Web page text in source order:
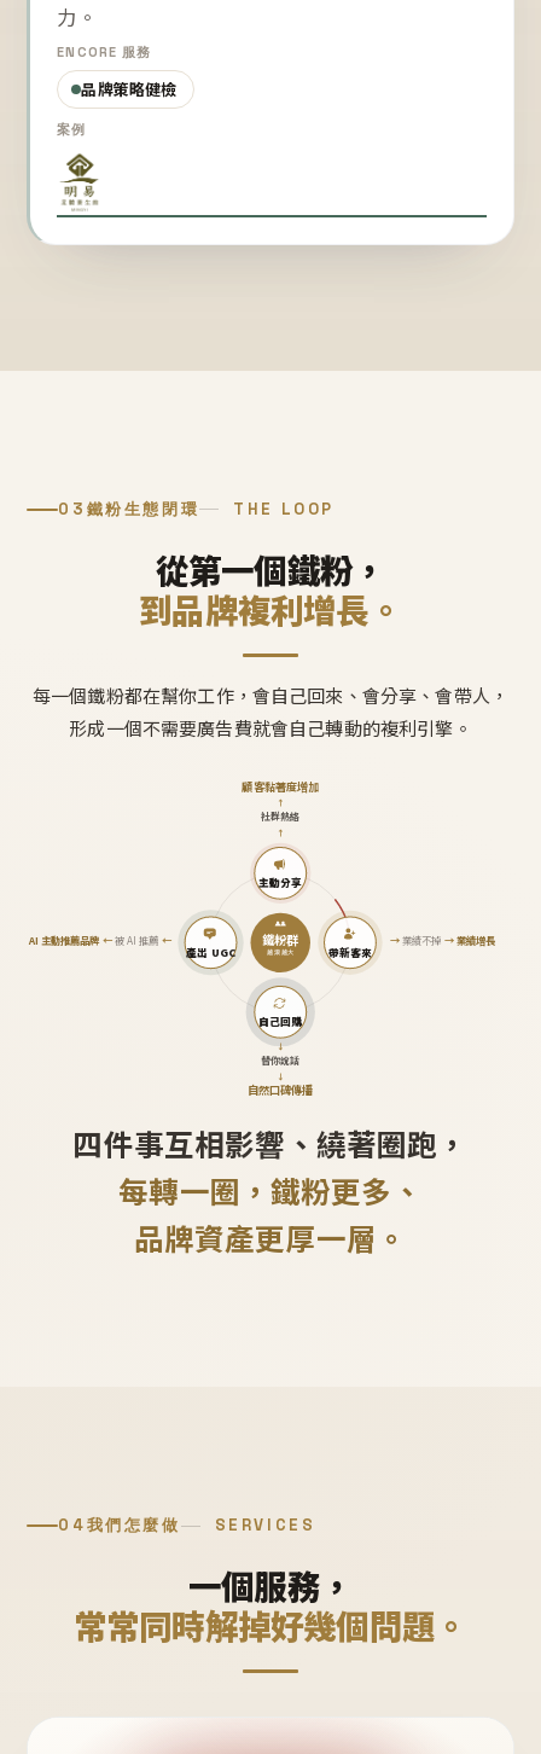
力。
ENCORE 服務
品牌策略健檢
案例
03 鐵粉生態閉環 THE LOOP
從第一個鐵粉，
到品牌複利增長。
每一個鐵粉都在幫你工作，會自己回來、會分享、會帶人，
形成一個不需要廣告費就會自己轉動的複利引擎。
鐵粉群
越滾越大
主動分享
↑
社群熱絡
↑
顧客黏著度增加
帶新客來
→業績不掉 →業績增長
自己回購
↓
替你說話
↓
自然口碑傳播
產出 UGC
AI 主動推薦品牌←被 AI 推薦 ←
四件事互相影響、繞著圈跑，
每轉一圈，鐵粉更多、
品牌資產更厚一層。
04我們怎麼做 SERVICES
一個服務，
常常同時解掉好幾個問題。